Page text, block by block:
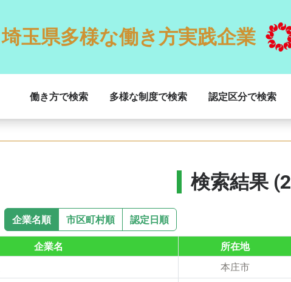
埼玉県多様な働き方実践企業
働き方で検索 多様な制度で検索 認定区分で検索
検索結果
企業名順 市区町村順 認定日順
企業名 所在地
本庄市